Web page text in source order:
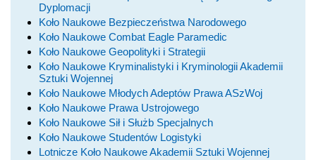
Dyplomacji
Koło Naukowe Bezpieczeństwa Narodowego
Koło Naukowe Combat Eagle Paramedic
Koło Naukowe Geopolityki i Strategii
Koło Naukowe Kryminalistyki i Kryminologii Akademii
Sztuki Wojennej
Koło Naukowe Młodych Adeptów Prawa ASzWoj
Koło Naukowe Prawa Ustrojowego
Koło Naukowe Sił i Służb Specjalnych
Koło Naukowe Studentów Logistyki
Lotnicze Koło Naukowe Akademii Sztuki Wojennej